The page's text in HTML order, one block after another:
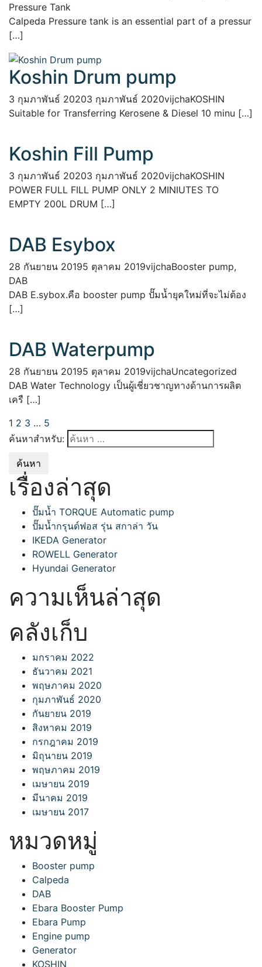
Pressure Tank
Calpeda Pressure tank is an essential part of a pressur
[…]
Koshin Drum pump
3 กุมภาพันธ์ 20203 กุมภาพันธ์ 2020vijchaKOSHIN
Suitable for Transferring Kerosene & Diesel 10 minu […]
Koshin Fill Pump
3 กุมภาพันธ์ 20203 กุมภาพันธ์ 2020vijchaKOSHIN
POWER FULL FILL PUMP ONLY 2 MINIUTES TO
EMPTY 200L DRUM […]
DAB Esybox
28 กันยายน 20195 ตุลาคม 2019vijchaBooster pump,
DAB
DAB E.sybox.คือ booster pump ปั๊มน้ำยุคใหม่ที่จะไม่ต้อง
[…]
DAB Waterpump
28 กันยายน 20195 ตุลาคม 2019vijchaUncategorized
DAB Water Technology เป็นผู้เชี่ยวชาญทางด้านการผลิต
เครื […]
1 2 3 … 5
ค้นหาสำหรับ:
เรื่องล่าสุด
ปั๊มน้ำ TORQUE Automatic pump
ปั๊มน้ำกรุนด์ฟอส รุ่น สกาล่า วัน
IKEDA Generator
ROWELL Generator
Hyundai Generator
ความเห็นล่าสุด
คลังเก็บ
มกราคม 2022
ธันวาคม 2021
พฤษภาคม 2020
กุมภาพันธ์ 2020
กันยายน 2019
สิงหาคม 2019
กรกฎาคม 2019
มิถุนายน 2019
พฤษภาคม 2019
เมษายน 2019
มีนาคม 2019
เมษายน 2017
หมวดหมู่
Booster pump
Calpeda
DAB
Ebara Booster Pump
Ebara Pump
Engine pump
Generator
KOSHIN